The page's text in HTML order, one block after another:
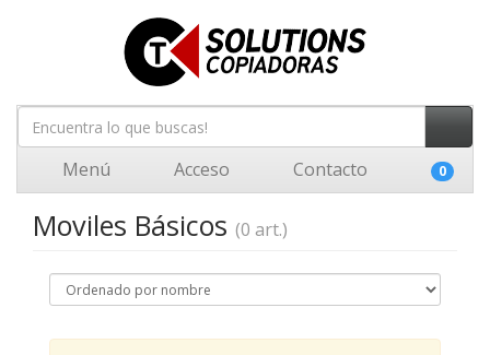
Menú Acceso Contacto 0
Moviles Básicos (0 art.)